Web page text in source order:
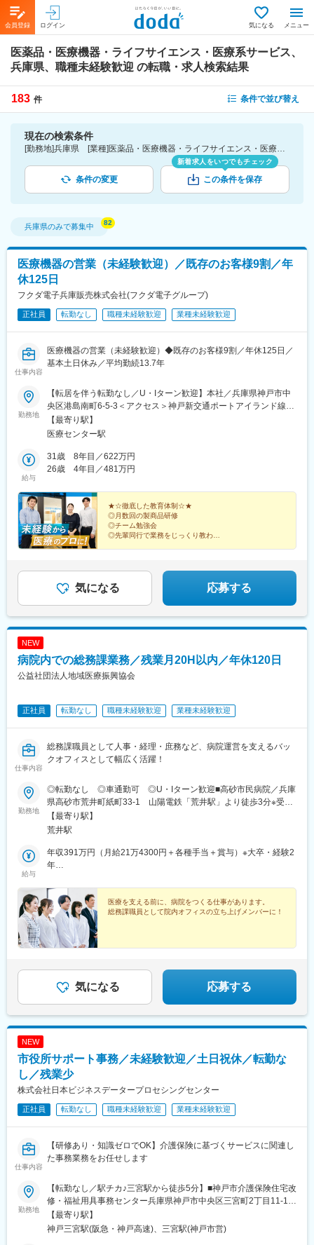
会員登録 ログイン 気になる メニュー
医薬品・医療機器・ライフサイエンス・医療系サービス、
兵庫県、職種未経験歓迎 の転職・求人検索結果
183 件 条件で並び替え
現在の検索条件
[勤務地]兵庫県 [業種]医薬品・医療機器・ライフサイエンス・医療系サービス [こだわり条件ピックアップ]職種未経験歓迎 [詳細条件](募集・採用情報)職種未経験歓迎
条件の変更
新着求人をいつでもチェック
この条件を保存
兵庫県のみで募集中
医療機器の営業（未経験歓迎）／既存のお客様9割／年
休125日
フクダ電子兵庫販売株式会社(フクダ電子グループ)
正社員 転勤なし 職種未経験歓迎 業種未経験歓迎
仕事内容
医療機器の営業（未経験歓迎）◆既存のお客様9割／年休125日／
基本土日休み／平均勤続13.7年
勤務地
【転居を伴う転勤なし／U・Iターン歓迎】本社／兵庫県神戸市中
央区港島南町6-5-3＜アクセス＞神戸新交通ポートアイランド線
「医療センター駅」より徒歩5分※受動喫煙防止対策：屋内禁煙
【最寄り駅】
医療センター駅
給与
31歳 8年目／622万円
26歳 4年目／481万円
★☆徹底した教育体制☆★
◎月数回の製商品研修
◎チーム勉強会
◎先輩同行で業務をじっくり教わる
◎インセンティブあり
◎兵庫県外への転勤なし
気になる 応募する
NEW
病院内での総務課業務／残業月20H以内／年休120日
公益社団法人地域医療振興協会
正社員 転勤なし 職種未経験歓迎 業種未経験歓迎
仕事内容
総務課職員として人事・経理・庶務など、病院運営を支えるバッ
クオフィスとして幅広く活躍！
勤務地
◎転勤なし ◎車通勤可 ◎U・Iターン歓迎■高砂市民病院／兵庫
県高砂市荒井町紙町33-1 山陽電鉄「荒井駅」より徒歩3分※受動
喫煙対策：施設内全面禁煙
【最寄り駅】
荒井駅
給与
年収391万円（月給21万4300円＋各種手当＋賞与）※大卒・経験2
年
年
医療を支える前に、病院をつくる仕事があります。
総務課職員として院内オフィスの立ち上げメンバーに！
気になる 応募する
NEW
市役所サポート事務／未経験歓迎／土日祝休／転勤な
し／残業少
株式会社日本ビジネスデータープロセシングセンター
正社員 転勤なし 職種未経験歓迎 業種未経験歓迎
仕事内容
【研修あり・知識ゼロでOK】介護保険に基づくサービスに関連し
た事務業務をお任せします
勤務地
【転勤なし／駅チカ♪三宮駅から徒歩5分】■神戸市介護保険住宅改
修・福祉用具事務センター兵庫県神戸市中央区三宮町2丁目11-1
センタープラザ西館5階（JR「三宮駅」から徒歩5分）※受動喫煙
対策：屋内禁煙
【最寄り駅】
神戸三宮駅(阪急・神戸高速)、三宮駅(神戸市営)